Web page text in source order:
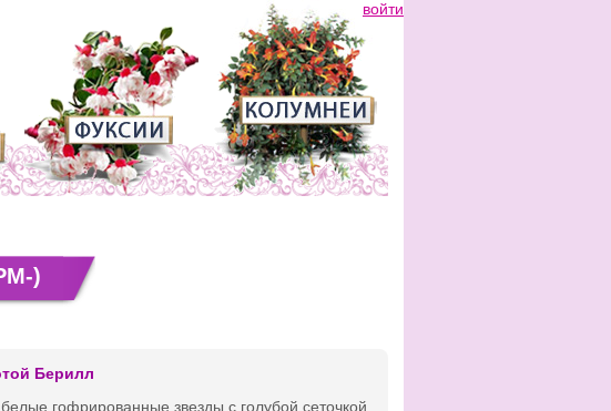
войти
)
Берилл
гофрированные звезды с голубой сеточкой